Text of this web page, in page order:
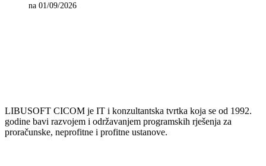
na 01/09/2026
LIBUSOFT CICOM je IT i konzultantska tvrtka koja se od 1992.
godine bavi razvojem i održavanjem programskih rješenja za
proračunske, neprofitne i profitne ustanove.